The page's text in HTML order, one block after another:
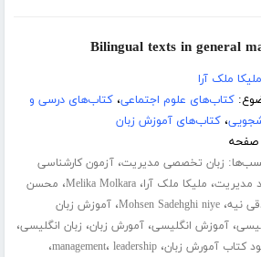
ملیکا ملک آرا
کتاب‌های علوم اجتماعی،کتاب‌های درسی و
،کتاب‌های آموزش زبان
زبان تخصصی مدیریت،آزمون کارشناسی
مدیریت، ملیکا ملک آرا،Melika Molkara، محسن
نیه،Mohsen Sadehghi niye،آموزش زبان
،آموزش انگلیسی،آمورش زبان، زبان انگلیسی،
کتاب آمورش زبان، management، leadership ،